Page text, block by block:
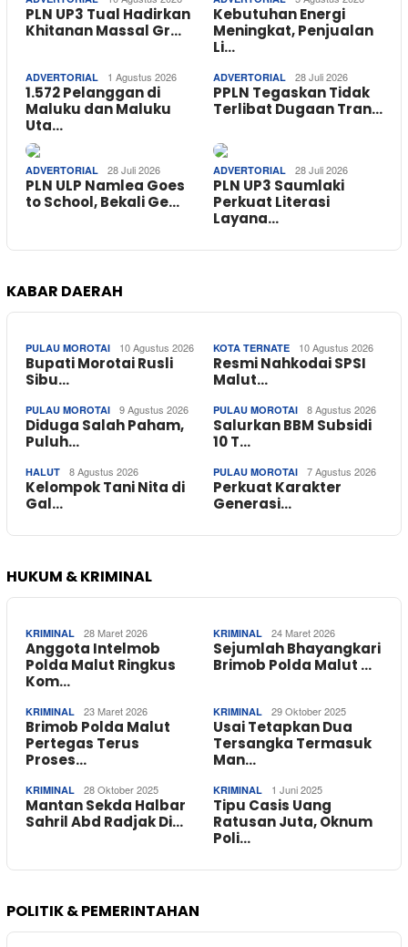
PLN UP3 Tual Hadirkan
Khitanan Massal Gr…
Kebutuhan Energi
Meningkat, Penjualan
Li…
ADVERTORIAL 1 Agustus 2026
1.572 Pelanggan di
Maluku dan Maluku
Uta…
ADVERTORIAL 28 Juli 2026
PPLN Tegaskan Tidak
Terlibat Dugaan Tran…
ADVERTORIAL 28 Juli 2026
PLN ULP Namlea Goes
to School, Bekali Ge…
ADVERTORIAL 28 Juli 2026
PLN UP3 Saumlaki
Perkuat Literasi
Layana…
KABAR DAERAH
PULAU MOROTAI 10 Agustus 2026
Bupati Morotai Rusli
Sibu…
KOTA TERNATE 10 Agustus 2026
Resmi Nahkodai SPSI
Malut…
PULAU MOROTAI 9 Agustus 2026
Diduga Salah Paham,
Puluh…
PULAU MOROTAI 8 Agustus 2026
Salurkan BBM Subsidi
10 T…
HALUT 8 Agustus 2026
Kelompok Tani Nita di
Gal…
PULAU MOROTAI 7 Agustus 2026
Perkuat Karakter
Generasi…
HUKUM & KRIMINAL
KRIMINAL 28 Maret 2026
Anggota Intelmob
Polda Malut Ringkus
Kom…
KRIMINAL 24 Maret 2026
Sejumlah Bhayangkari
Brimob Polda Malut …
KRIMINAL 23 Maret 2026
Brimob Polda Malut
Pertegas Terus
Proses…
KRIMINAL 29 Oktober 2025
Usai Tetapkan Dua
Tersangka Termasuk
Man…
KRIMINAL 28 Oktober 2025
Mantan Sekda Halbar
Sahril Abd Radjak Di…
KRIMINAL 1 Juni 2025
Tipu Casis Uang
Ratusan Juta, Oknum
Poli…
POLITIK & PEMERINTAHAN